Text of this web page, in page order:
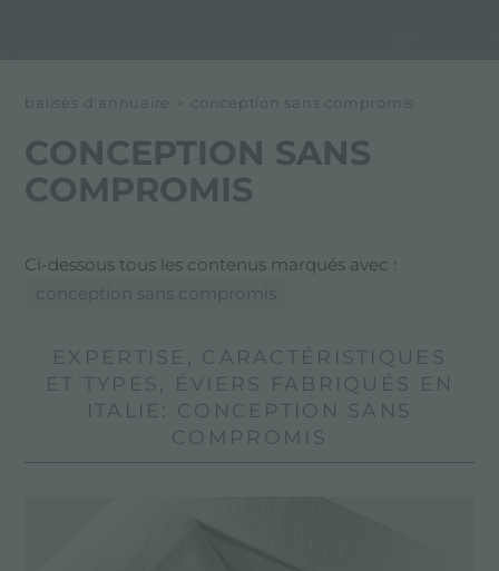
balises d'annuaire > conception sans compromis
CONCEPTION SANS
COMPROMIS
Ci-dessous tous les contenus marqués avec :
conception sans compromis
EXPERTISE, CARACTÉRISTIQUES
ET TYPES, ÉVIERS FABRIQUÉS EN
ITALIE: CONCEPTION SANS
COMPROMIS